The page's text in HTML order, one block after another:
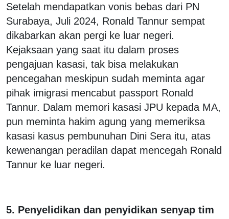
Setelah mendapatkan vonis bebas dari PN
Surabaya, Juli 2024, Ronald Tannur sempat
dikabarkan akan pergi ke luar negeri.
Kejaksaan yang saat itu dalam proses
pengajuan kasasi, tak bisa melakukan
pencegahan meskipun sudah meminta agar
pihak imigrasi mencabut passport Ronald
Tannur. Dalam memori kasasi JPU kepada MA,
pun meminta hakim agung yang memeriksa
kasasi kasus pembunuhan Dini Sera itu, atas
kewenangan peradilan dapat mencegah Ronald
Tannur ke luar negeri.
5. Penyelidikan dan penyidikan senyap tim